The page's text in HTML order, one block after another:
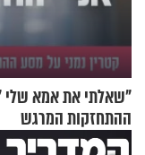
"שאלתי את אמא שלי
ההתחזקות המרגש